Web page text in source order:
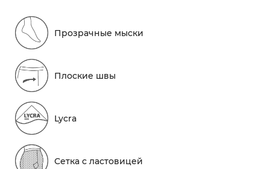
Прозрачные мыски
Плоские швы
Lycra
Сетка с ластовицей